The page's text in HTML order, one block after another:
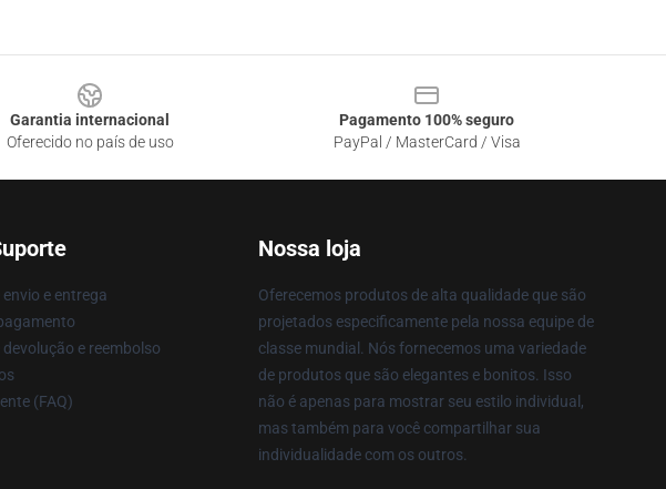
Garantia internacional
Oferecido no país de uso
Pagamento 100% seguro
PayPal / MasterCard / Visa
e entrega
e reembolso
(FAQ)
Nossa loja
Oferecemos produtos de alta qualidade que são
projetados especificamente pela nossa equipe de
classe mundial. Nós fornecemos uma variedade
de produtos que são elegantes e bonitos. Isso
não é apenas para mostrar seu estilo individual,
mas também para você compartilhar sua
individualidade com os outros.